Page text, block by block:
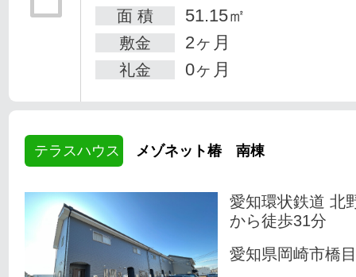
面 積 51.15㎡
敷金 2ヶ月
礼金 0ヶ月
テラスハウス メゾネット椿 南棟
愛知環状鉄道 北
から徒歩31分
愛知県岡崎市橋